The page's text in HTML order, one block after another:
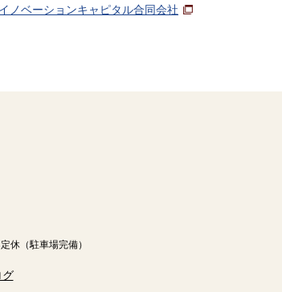
ノベーションキャピタル合同会社
休（駐車場完備）